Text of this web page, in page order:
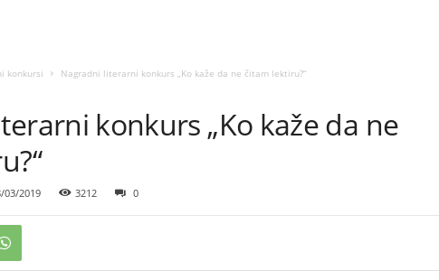
konkursi Nagradni literarni konkurs „Ko kaže da ne čitam lektiru?“
konkurs „Ko kaže da ne
03/2019 3212 0